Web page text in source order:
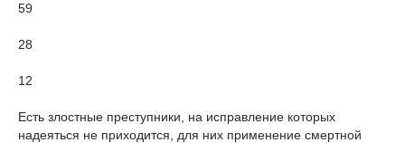
59
28
12
Есть злостные преступники, на исправление которых
надеяться не приходится, для них применение смертной